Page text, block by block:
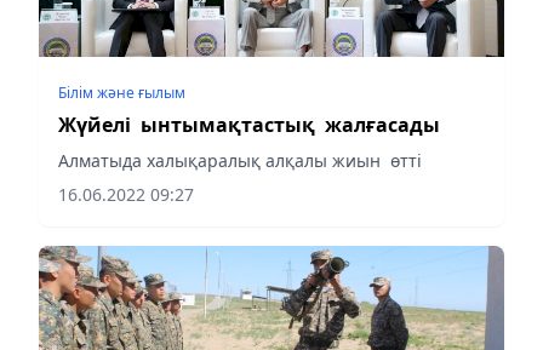
Білім және ғылым
Жүйелі ынтымақтастық жалғасады
Алматыда халықаралық алқалы жиын өтті
16.06.2022 09:27